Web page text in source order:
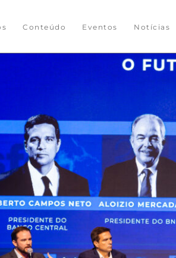
Conteúdo Eventos Notícias